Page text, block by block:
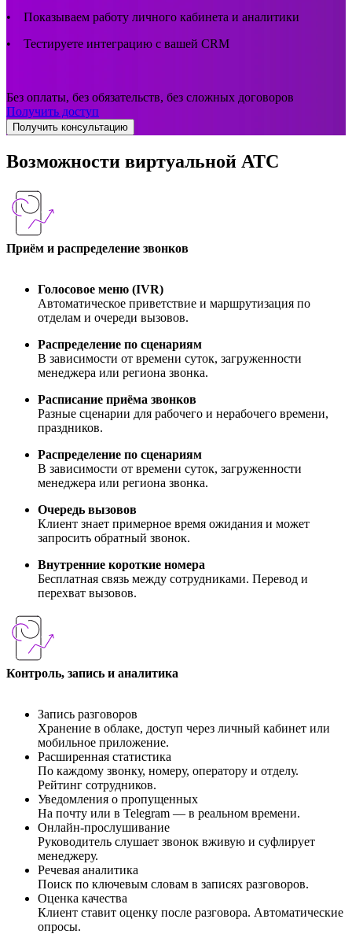
• Показываем работу личного кабинета и аналитики
• Тестируете интеграцию с вашей CRM
Без оплаты, без обязательств, без сложных договоров
Получить доступ
Получить консультацию
Возможности виртуальной АТС
Приём и распределение звонков
Голосовое меню (IVR)
Автоматическое приветствие и маршрутизация по
отделам и очереди вызовов.
Распределение по сценариям
В зависимости от времени суток, загруженности
менеджера или региона звонка.
Расписание приёма звонков
Разные сценарии для рабочего и нерабочего времени,
праздников.
Распределение по сценариям
В зависимости от времени суток, загруженности
менеджера или региона звонка.
Очередь вызовов
Клиент знает примерное время ожидания и может
запросить обратный звонок.
Внутренние короткие номера
Бесплатная связь между сотрудниками. Перевод и
перехват вызовов.
Контроль, запись и аналитика
Запись разговоров
Хранение в облаке, доступ через личный кабинет или
мобильное приложение.
Расширенная статистика
По каждому звонку, номеру, оператору и отделу.
Рейтинг сотрудников.
Уведомления о пропущенных
На почту или в Telegram — в реальном времени.
Онлайн-прослушивание
Руководитель слушает звонок вживую и суфлирует
менеджеру.
Речевая аналитика
Поиск по ключевым словам в записях разговоров.
Оценка качества
Клиент ставит оценку после разговора. Автоматические
опросы.